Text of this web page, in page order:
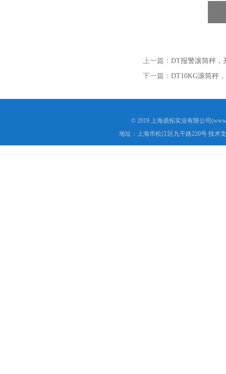
上一篇： DT报警滚筒秤，
下一篇： DT10KG滚筒秤
© 2019 上海鼎拓实业有限公司
地址：上海市松江区九干路220号 技术